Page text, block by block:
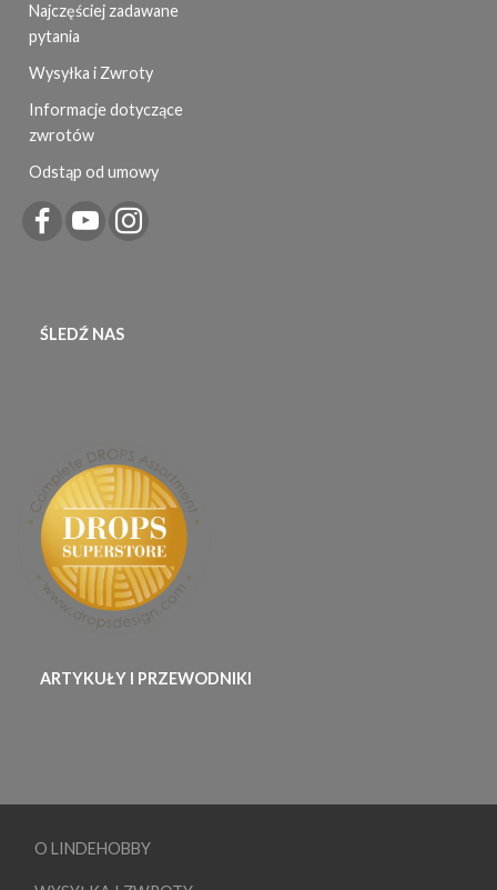
Najczęściej zadawane
pytania
Wysyłka i Zwroty
Informacje dotyczące
zwrotów
Odstąp od umowy
ŚLEDŹ NAS
ARTYKUŁY I PRZEWODNIKI
O LINDEHOBBY